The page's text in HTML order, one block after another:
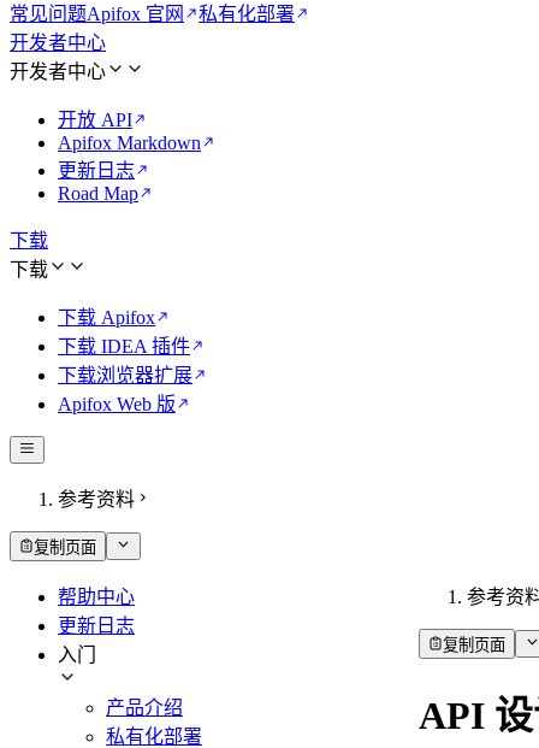
常见问题Apifox 官网
私有化部署
开发者中心
开发者中心
开放 API
Apifox Markdown
更新日志
Road Map
下载
下载
下载 Apifox
下载 IDEA 插件
下载浏览器扩展
Apifox Web 版
参考资料
复制页面
帮助中心
更新日志
入门
产品介绍
私有化部署
参考资
复制页面
API